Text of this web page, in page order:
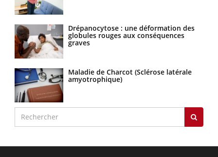
Drépanocytose : une déformation des
globules rouges aux conséquences
graves
Maladie de Charcot (Sclérose latérale
amyotrophique)